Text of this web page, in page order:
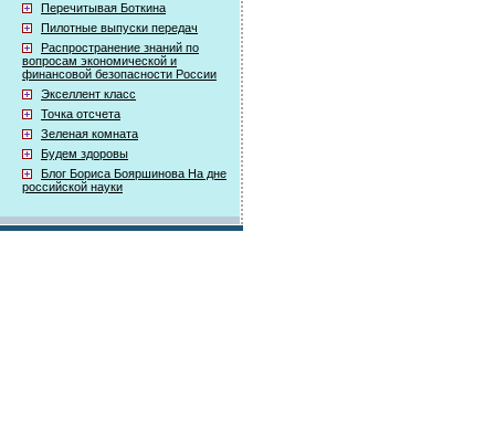
Перечитывая Боткина
Пилотные выпуски передач
Распространение знаний по
вопросам экономической и
финансовой безопасности России
Экселлент класс
Точка отсчета
Зеленая комната
Будем здоровы
Блог Бориса Бояршинова На дне
российской науки